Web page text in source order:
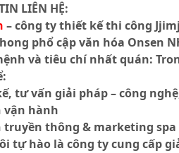
LIÊN HỆ:
– công ty thiết kế thi công
phổ cập văn hóa Onsen
và tiêu chí nhất quán:
tư vấn giải pháp – công
vận hành
truyền thông & marketing spa
tự hào là công ty cung cấp